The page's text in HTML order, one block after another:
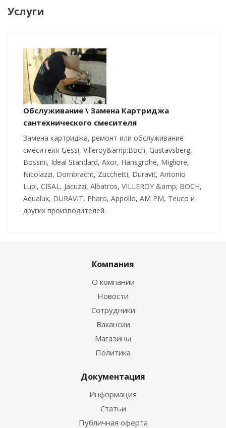
Услуги
Обслуживание \ Замена Картриджа
сантехнического смесителя
Замена картриджа, ремонт или обслуживание
смесителя Gessi, Villeroy&amp;Boch, Gustavsberg,
Bossini, Ideal Standard, Axor, Hansgrohe, Migliore,
Nicolazzi, Dornbracht, Zucchetti, Duravit, Antonio
Lupi, CISAL, Jacuzzi, Albatros, VILLEROY &amp; BOCH,
Aqualux, DURAVIT, Pharo, Appollo, AM PM, Teuco и
других производителей.
Компания
О компании
Новости
Сотрудники
Вакансии
Магазины
Политика
Документация
Информация
Статьи
Публичная оферта